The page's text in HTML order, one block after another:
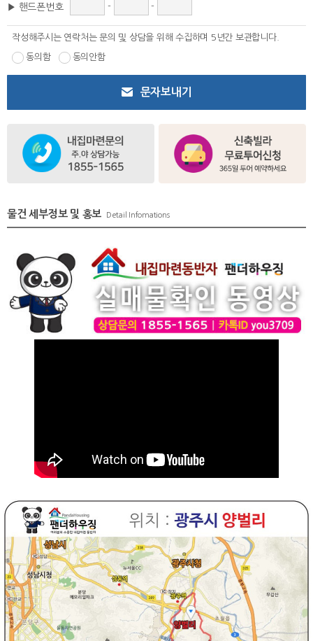
▶ 핸드폰번호 - -
작성해주시는 연락처는 문의 및 상담을 위해 수집하며 5년간 보관합니다.
동의함 동의안함
문자보내기
물건 세부정보 및 홍보 Detail Infomations